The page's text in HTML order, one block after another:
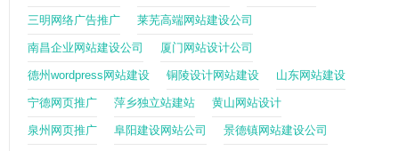
三明网络广告推广 莱芜高端网站建设公司
南昌企业网站建设公司 厦门网站设计公司
德州wordpress网站建设 铜陵设计网站建设 山东网站建设
宁德网页推广 萍乡独立站建站 黄山网站设计
泉州网页推广 阜阳建设网站公司 景德镇网站建设公司